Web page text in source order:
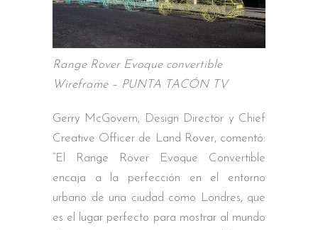
Range Rover Evoque convertible
Wireframe – PUNTA TACÓN TV
Gerry McGovern, Design Director y Chief
Creative Officer de Land Rover, comentó:
“El Range Rover Evoque Convertible
encaja a la perfección en el entorno
urbano de una ciudad como Londres, que
es el lugar perfecto para mostrar al mundo